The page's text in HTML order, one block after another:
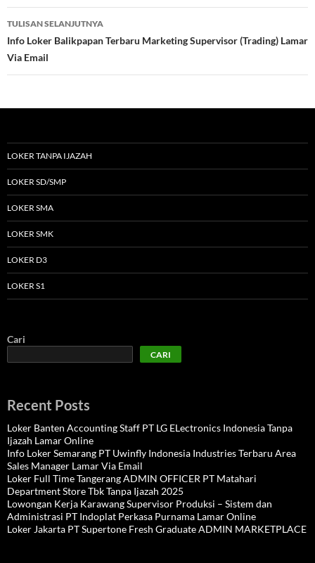
TULISAN SELANJUTNYA
Info Loker Balikpapan Terbaru Marketing Supervisor (Trading) Lamar
Via Email
LOKER TANPA IJAZAH
LOKER SD/SMP
LOKER SMA
LOKER SMK
LOKER D3
LOKER S1
Cari
CARI
Recent Posts
Loker Banten Accounting Staff PT LG ELectronics Indonesia Tanpa
Ijazah Lamar Online
Info Loker Semarang PT Uwinfly Indonesia Industries Terbaru Area
Sales Manager Lamar Via Email
Loker Full Time Tangerang ADMIN OFFICER PT Matahari
Department Store Tbk Tanpa Ijazah 2025
Lowongan Kerja Karawang Supervisor Produksi – Sistem dan
Administrasi PT Indoplat Perkasa Purnama Lamar Online
Loker Jakarta PT Supertone Fresh Graduate ADMIN MARKETPLACE